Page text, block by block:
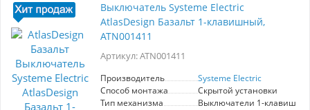
Выключатель Systeme Electric
AtlasDesign Базальт 1-клавишный,
ATN001411
Артикул: ATN001411
Производитель
Systeme Electric
Способ монтажа
Скрытой установки
Тип механизма
Выключатели 1-